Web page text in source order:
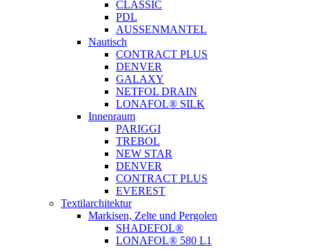
CLASSIC
PDL
AUSSENMANTEL
Nautisch
CONTRACT PLUS
DENVER
GALAXY
NETFOL DRAIN
LONAFOL® SILK
Innenraum
PARIGGI
TREBOL
NEW STAR
DENVER
CONTRACT PLUS
EVEREST
Textilarchitektur
Markisen, Zelte und Pergolen
SHADEFOL®
LONAFOL® 580 L1